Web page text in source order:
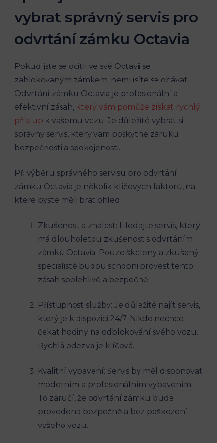
vybrat správný servis pro
odvrtání zámku Octavia
Pokud jste se ocitli ve své Octavii se
zablokovaným zámkem, nemusíte se obávat.
Odvrtání zámku Octavia je profesionální a
efektivní zásah, který vám pomůže získat rychlý
přístup k vašemu vozu. Je důležité vybrat si
správný servis, který vám poskytne záruku
bezpečnosti a spokojenosti.
Při výběru správného servisu pro odvrtání
zámku Octavia je několik klíčových faktorů, na
které byste měli brát ohled.
Zkušenost a znalost: Hledejte servis, který
má dlouholetou zkušenost s odvrtáním
zámků Octavia. Pouze školený a zkušený
specialisté budou schopni provést tento
zásah spolehlivě a bezpečně.
Přístupnost služby: Je důležité najít servis,
který je k dispozici 24/7. Nikdo nechce
čekat hodiny na odblokování svého vozu.
Rychlá odezva je klíčová.
Kvalitní vybavení: Servis by měl disponovat
moderním a profesionálním vybavením.
To zaručí, že odvrtání zámku bude
provedeno bezpečně a bez poškození
vašeho vozu.